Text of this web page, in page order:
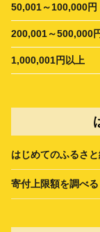
50,001～100,000円
200,001～500,000
1,000,001円以上
はじめてのふるさ
寄付上限額を調べる